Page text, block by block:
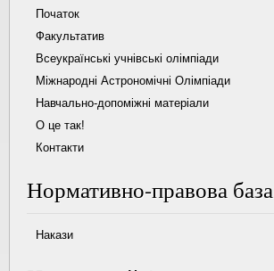
Початок
Факультатив
Всеукраїнські учнівські олімпіади
Міжнародні Астрономічні Олімпіади
Навчально-допоміжні матеріали
О це так!
Контакти
Нормативно-правова база
Накази